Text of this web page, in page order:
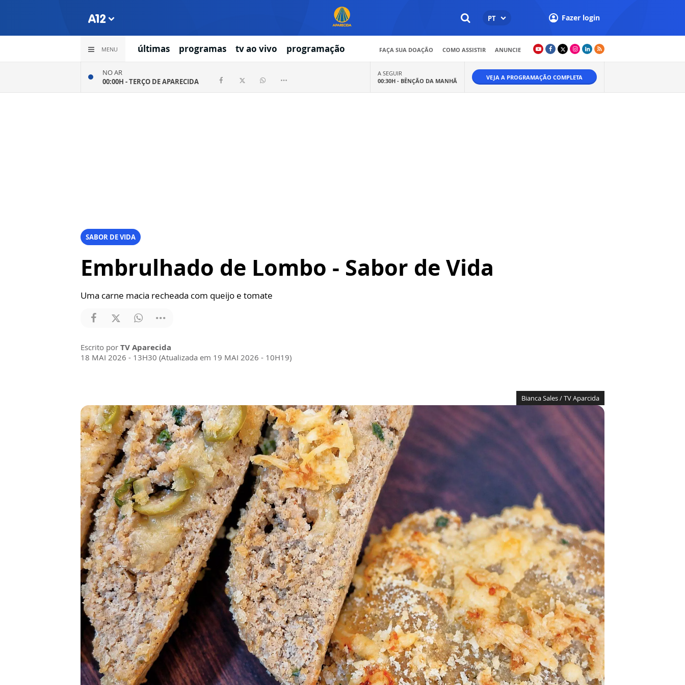
PT Fazer login
MENU últimas programas tv ao vivo programação FAÇA SUA DOAÇÃO COMO ASSISTIR ANUNCIE
NO AR
00:00H -TERÇO DE APARECIDA
A SEGUIR
00:30H - BÊNÇÃO DA MANHÃ VEJA A PROGRAMAÇÃO COMPLETA
SABOR DE VIDA
Embrulhado de Lombo - Sabor de Vida
Uma carne macia recheada com queijo e tomate
Escrito por TV Aparecida
18 MAI 2026 - 13H30 (Atualizada em 19 MAI 2026 - 10H19)
Bianca Sales / TV Aparcida